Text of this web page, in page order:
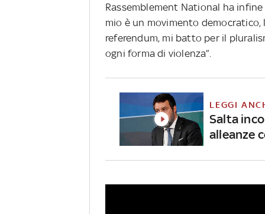
Rassemblement National ha
mio è un movimento democratico,
referendum, mi batto per il
ogni forma di violenza”.
LEGGI
Salta
alleanze